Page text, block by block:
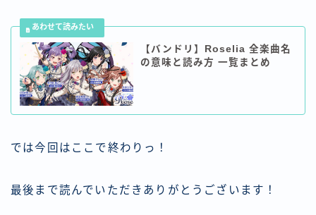
【バンドリ】Roselia 全楽曲名
の意味と読み方 一覧まとめ
では今回はここで終わりっ！
最後まで読んでいただきありがとうございます！